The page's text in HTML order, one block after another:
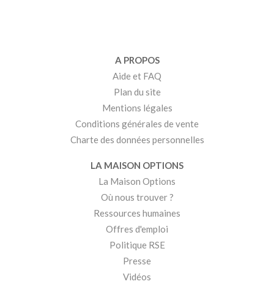
A PROPOS
Aide et FAQ
Plan du site
Mentions légales
Conditions générales de vente
Charte des données personnelles
LA MAISON OPTIONS
La Maison Options
Où nous trouver ?
Ressources humaines
Offres d'emploi
Politique RSE
Presse
Vidéos